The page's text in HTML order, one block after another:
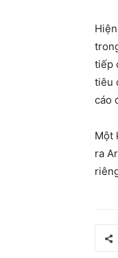
tiếp
tiêu
cáo
Một
ra